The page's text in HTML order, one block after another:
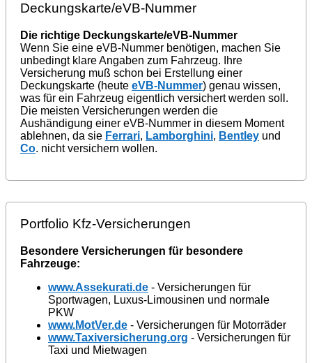
Deckungskarte/eVB-Nummer
Die richtige Deckungskarte/eVB-Nummer
Wenn Sie eine eVB-Nummer benötigen, machen Sie
unbedingt klare Angaben zum Fahrzeug. Ihre
Versicherung muß schon bei Erstellung einer
Deckungskarte (heute eVB-Nummer) genau wissen,
was für ein Fahrzeug eigentlich versichert werden soll.
Die meisten Versicherungen werden die
Aushändigung einer eVB-Nummer in diesem Moment
ablehnen, da sie Ferrari, Lamborghini, Bentley und
Co. nicht versichern wollen.
Portfolio Kfz-Versicherungen
Besondere Versicherungen für besondere
Fahrzeuge:
www.Assekurati.de - Versicherungen für
Sportwagen, Luxus-Limousinen und normale
PKW
www.MotVer.de - Versicherungen für Motorräder
www.Taxiversicherung.org - Versicherungen für
Taxi und Mietwagen